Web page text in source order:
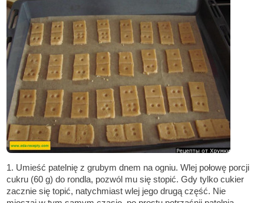
1. Umieść patelnię z grubym dnem na ogniu. Wlej połowę porcji
cukru (60 g) do rondla, pozwól mu się stopić. Gdy tylko cukier
zacznie się topić, natychmiast wlej jego drugą część. Nie